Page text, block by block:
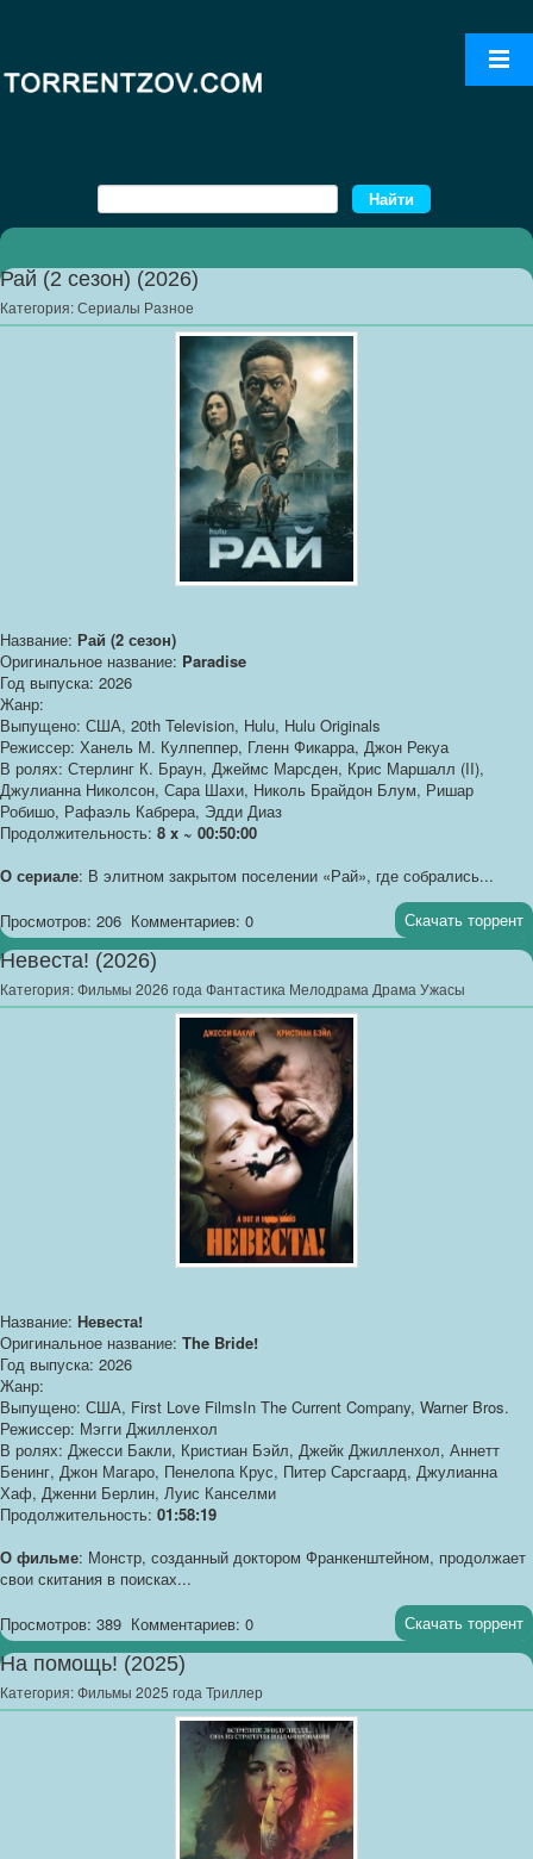
Рай (2 сезон) (2026)
Категория:Сериалы Разное
Название: Рай (2 сезон)
Оригинальное название: Paradise
Год выпуска: 2026
Жанр:
Выпущено: США, 20th Television, Hulu, Hulu Originals
Режиссер: Ханель М. Кулпеппер, Гленн Фикарра, Джон Рекуа
В ролях: Стерлинг К. Браун, Джеймс Марсден, Крис Маршалл (II),
Джулианна Николсон, Сара Шахи, Николь Брайдон Блум, Ришар
Робишо, Рафаэль Кабрера, Эдди Диаз
Продолжительность: 8 x ~ 00:50:00
О сериале: В элитном закрытом поселении «Рай», где собрались...
Просмотров: 206 Комментариев: 0 Скачать торрент
Невеста! (2026)
Категория:Фильмы 2026 года Фантастика Мелодрама Драма Ужасы
Название: Невеста!
Оригинальное название: The Bride!
Год выпуска: 2026
Жанр:
Выпущено: США, First Love FilmsIn The Current Company, Warner Bros.
Режиссер: Мэгги Джилленхол
В ролях: Джесси Бакли, Кристиан Бэйл, Джейк Джилленхол, Аннетт
Бенинг, Джон Магаро, Пенелопа Крус, Питер Сарсгаард, Джулианна
Хаф, Дженни Берлин, Луис Канселми
Продолжительность: 01:58:19
О фильме: Монстр, созданный доктором Франкенштейном, продолжает
свои скитания в поисках...
Просмотров: 389 Комментариев: 0 Скачать торрент
На помощь! (2025)
Категория:Фильмы 2025 года Триллер